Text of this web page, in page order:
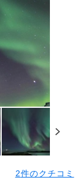
2件のクチコミ